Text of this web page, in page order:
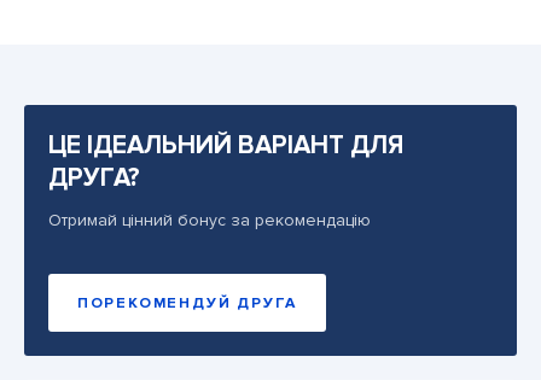
ЦЕ ІДЕАЛЬНИЙ ВАРІАНТ ДЛЯ
ДРУГА?
Отримай цінний бонус за рекомендацію
ПОРЕКОМЕНДУЙ ДРУГА